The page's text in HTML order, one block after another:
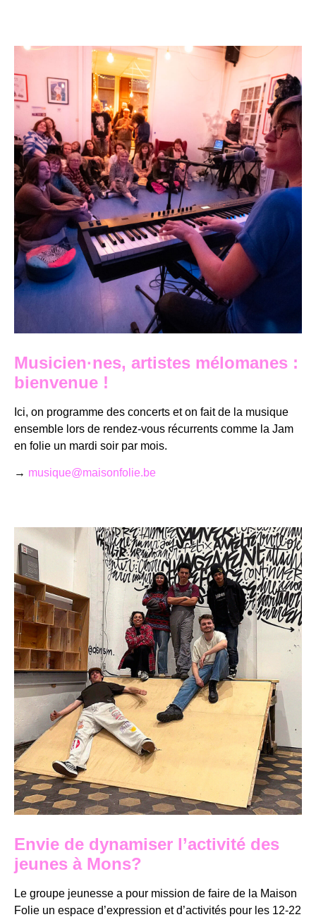
Musicien·nes, artistes mélomanes :
bienvenue !
Ici, on programme des concerts et on fait de la musique
ensemble lors de rendez-vous récurrents comme la Jam
en folie un mardi soir par mois.
→ musique@maisonfolie.be
Envie de dynamiser l’activité des
jeunes à Mons?
Le groupe jeunesse a pour mission de faire de la Maison
Folie un espace d’expression et d’activités pour les 12-22